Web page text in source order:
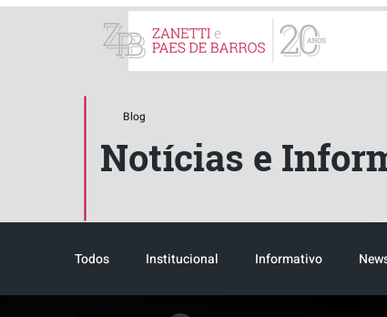
Blog
Notícias e
Todos Institucional Informativo